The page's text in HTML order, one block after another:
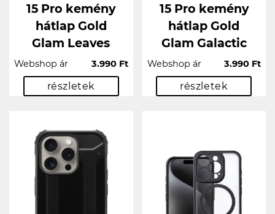
15 Pro kemény
hátlap Gold
Glam Leaves
Webshop ár 3.990 Ft
részletek
15 Pro kemény
hátlap Gold
Glam Galactic
Webshop ár 3.990 Ft
részletek